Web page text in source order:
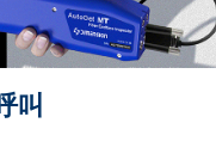
叫